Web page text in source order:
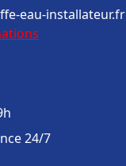
eau-installateur.fr
24/7